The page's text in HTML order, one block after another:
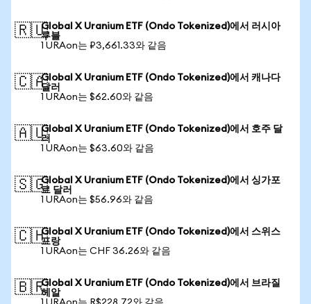
🇷🇺Global X Uranium ETF (Ondo Tokenized)에서 러시아
루블
1 URAon는 ₽3,661.33와 같음
🇨🇦Global X Uranium ETF (Ondo Tokenized)에서 캐나다
달러
1 URAon는 $62.60와 같음
🇦🇺Global X Uranium ETF (Ondo Tokenized)에서 호주 달
러
1 URAon는 $63.60와 같음
🇸🇬Global X Uranium ETF (Ondo Tokenized)에서 싱가포
르 달러
1 URAon는 $56.96와 같음
🇨🇭Global X Uranium ETF (Ondo Tokenized)에서 스위스
프랑
1 URAon는 CHF 36.26와 같음
🇧🇷Global X Uranium ETF (Ondo Tokenized)에서 브라질
헤알